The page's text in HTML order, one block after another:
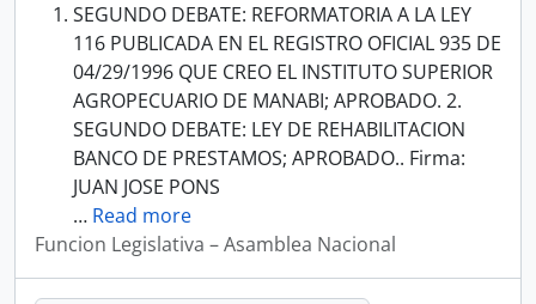
SEGUNDO DEBATE: REFORMATORIA A LA LEY
116 PUBLICADA EN EL REGISTRO OFICIAL 935 DE
04/29/1996 QUE CREO EL INSTITUTO SUPERIOR
AGROPECUARIO DE MANABI; APROBADO. 2.
SEGUNDO DEBATE: LEY DE REHABILITACION
BANCO DE PRESTAMOS; APROBADO.. Firma:
JUAN JOSE PONS
… Read more
Funcion Legislativa – Asamblea Nacional